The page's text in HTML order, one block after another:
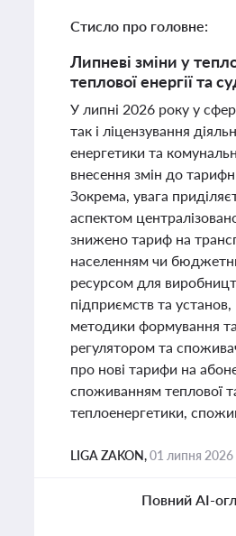
Стисло про головне:
Липневі зміни у
теплової енергії та
У липні 2026 року у
так і ліцензування
енергетики та
внесення змін до
Зокрема, увага
аспектом
знижено тариф на
населенням чи
ресурсом для
підприємств та
методики формування
регулятором та
про нові тарифи на
споживанням теплової
теплоенергетики,
LIGA ZAKON,01 липня 2026
Повний AI-